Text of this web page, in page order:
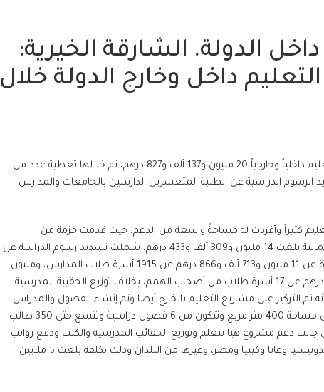
الدولة. الشارقة الخيرية:
داخل وخارج الدولة خلال
بلغ إجمالي نفقات جمعية الشارقة الخيرية على مشاريع ومساعدات التعليم داخلياً وخارجياً 20 مليون و137 ألف و827 درهم، تم خلالها تغطية عدد من
الدراسية عن الطلبة المتعسرين الدارسين بالجامعات والمدارس
كثيراً وأفردت له مساحةً واسعة من الدعم، حيث قدمت حزمة من
المساعدات لطلبة المدارس والجامعات الدراسين داخل الدولة بقيمة إجمالية بلغت 14 مليون و309 ألف و433 درهم، شملت تسديد رسوم الدراسة عن
2100 أسرة من المتعسرين، بقيمة 13مليون و472 ألف و433 درهم، عبارة عن 11 مليون و713 ألف و866 درهم عن 1915 أسرة طلاب المدارس، ومليون
و758 ألف و567 درهم عن 185 أسرة طلاب جامعيين، إلى جانب 137 ألف درهم عن 17 أسرة طلاب من أصحاب الهمم، بخلاف توزيع الحقيبة المدرسية
إجمالية بلغت 700 ألف درهم، مشيرا أنه تم التركيز على مشاريع التعليم بالخارج أيضا وتم إنشاء الفصول والمدراس
التعليمية وقد تم مؤخرا بناء مدرسة لأجلك يا زايد في جمهورية كينيا على مساحة 400 متر مربع وتتكون من 6 فصول دراسية وتتسع حتى 350 طالب
إلى جانب دعم مشروع هيا نتعلم وتوزيع الحقائب المدرسية والكتب ودفع رواتب
المعلمين في كل من أثيوبيا والسنغال والهند والفلبين وبنجلاديش واندونيسيا وغانا وكينيا ومصر، وغيرها من البلدان وذلك بكلفة بلغت 5 ملايين